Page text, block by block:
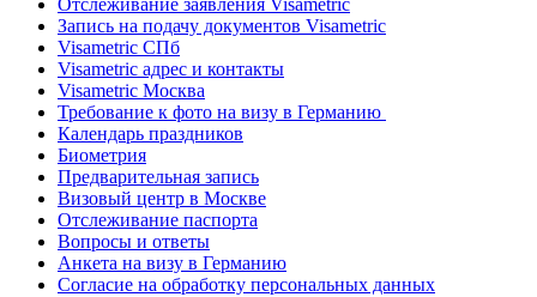
Отслеживание заявления Visametric
Запись на подачу документов Visametric
Visametric СПб
Visametric адрес и контакты
Visametric Москва
Требование к фото на визу в Германию
Календарь праздников
Биометрия
Предварительная запись
Визовый центр в Москве
Отслеживание паспорта
Вопросы и ответы
Анкета на визу в Германию
Согласие на обработку персональных данных